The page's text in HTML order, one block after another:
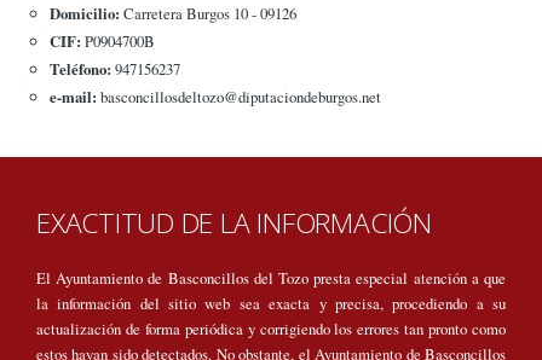
Domicilio: Carretera Burgos 10 - 09126
CIF: P0904700B
Teléfono: 947156237
e-mail: basconcillosdeltozo@diputaciondeburgos.net
EXACTITUD DE LA INFORMACIÓN
El Ayuntamiento de Basconcillos del Tozo presta especial atención a que
la información del sitio web sea exacta y precisa, procediendo a su
actualización de forma periódica y corrigiendo los errores tan pronto como
estos hayan sido detectados. No obstante, el Ayuntamiento de Basconcillos